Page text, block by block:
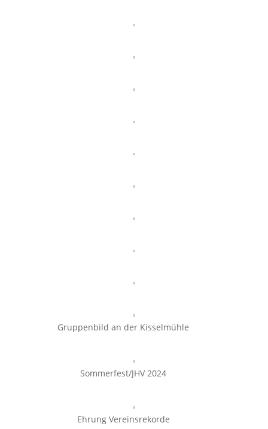
Gruppenbild an der Kisselmühle
Sommerfest/JHV 2024
Ehrung Vereinsrekorde